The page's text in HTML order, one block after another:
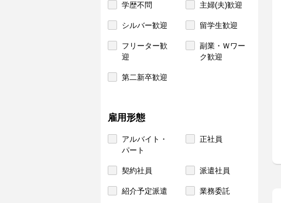
学歴不問 主婦(夫)歓迎
シルバー歓迎 留学生歓迎
フリーター歓
迎
副業・Ｗワー
ク歓迎
第二新卒歓迎
雇用形態
アルバイト・
パート
正社員
契約社員 派遣社員
紹介予定派遣 業務委託